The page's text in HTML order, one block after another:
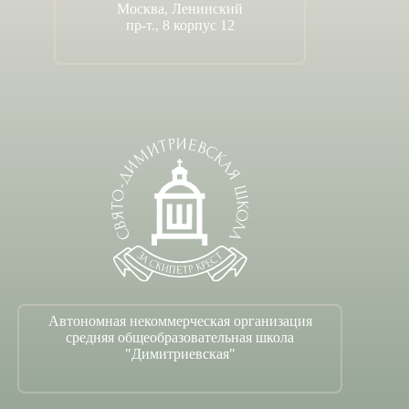
Москва, Ленинский
пр-т., 8 корпус 12
Автономная некоммерческая организация
средняя общеобразовательная школа
"Димитриевская"